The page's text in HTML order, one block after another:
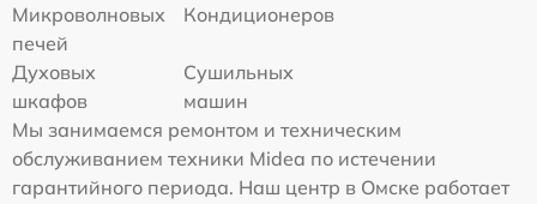
Микроволновых
печей
Кондиционеров
Духовых
шкафов
Сушильных
машин
Мы занимаемся ремонтом и техническим
обслуживанием техники Midea по истечении
гарантийного периода. Наш центр в Омске работает